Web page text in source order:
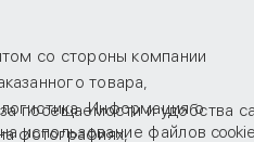
со стороны компании
товара,
Информация о
фотографиях,
посещаемости и удобства
на использование файлов